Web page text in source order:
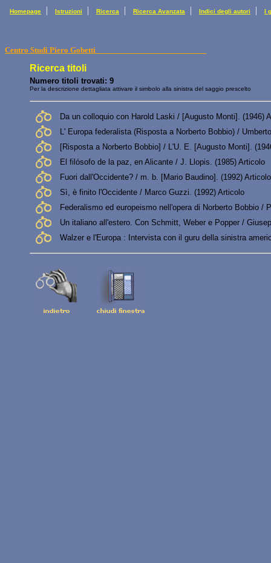
Homepage | Istruzioni | Ricerca | Ricerca Avanzata | Indici degli autori | I
Centro Studi Piero Gobetti
Ricerca titoli
Numero titoli trovati: 9
Per la descrizione dettagliata attivare il simbolo alla sinistra del saggio prescelto
Da un colloquio con Harold Laski / [Augusto Monti]. (1946)
L' Europa federalista (Risposta a Norberto Bobbio) /
[Risposta a Norberto Bobbio] / L'U. E. [Augusto Monti].
El filósofo de la paz, en Alicante / J. Llopis. (1985) Articolo
Fuori dall'Occidente? / m. b. [Mario Baudino]. (1992) Articolo
Sì, è finito l'Occidente / Marco Guzzi. (1992) Articolo
Federalismo ed europeismo nell'opera di Norberto Bobbio /
Un italiano all'estero. Con Schmitt, Weber e Popper /
Walzer e l'Europa : Intervista con il guru della sinistra